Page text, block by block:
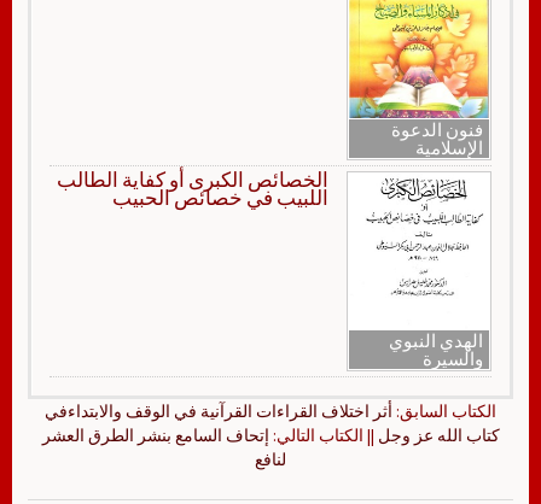
فنون الدعوة
الإسلامية
الهدي النبوي
والسيرة
الخصائص الكبرى أو كفاية الطالب
اللبيب في خصائص الحبيب
الكتاب السابق: أثر اختلاف القراءات القرآنية في الوقف والابتداءفي
كتاب الله عز وجل || الكتاب التالي: إتحاف السامع بنشر الطرق العشر
لنافع